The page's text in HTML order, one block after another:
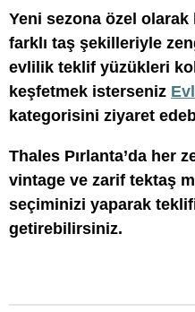
Yeni sezona özel olarak
farklı taş şekilleriyle
evlilik teklif yüzükleri
keşfetmek isterseniz
kategorisini ziyaret
Thales Pırlanta’da her
vintage ve zarif tektaş
seçiminizi yaparak
getirebilirsiniz.